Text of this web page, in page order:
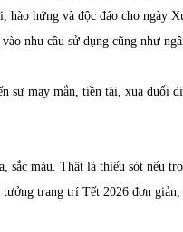
hứng và độc đáo cho ngày
nhu cầu sử dụng cũng như
sự may mắn, tiền tài, xua đuổi
màu. Thật là thiếu sót nếu
trang trí Tết 2026 đơn